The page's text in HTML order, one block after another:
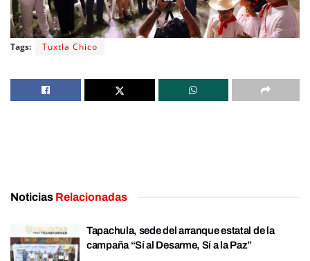
Tags: Tuxtla Chico
Noticias Relacionadas
Tapachula, sede del arranque estatal de la
campaña “Sí al Desarme, Sí a la Paz”